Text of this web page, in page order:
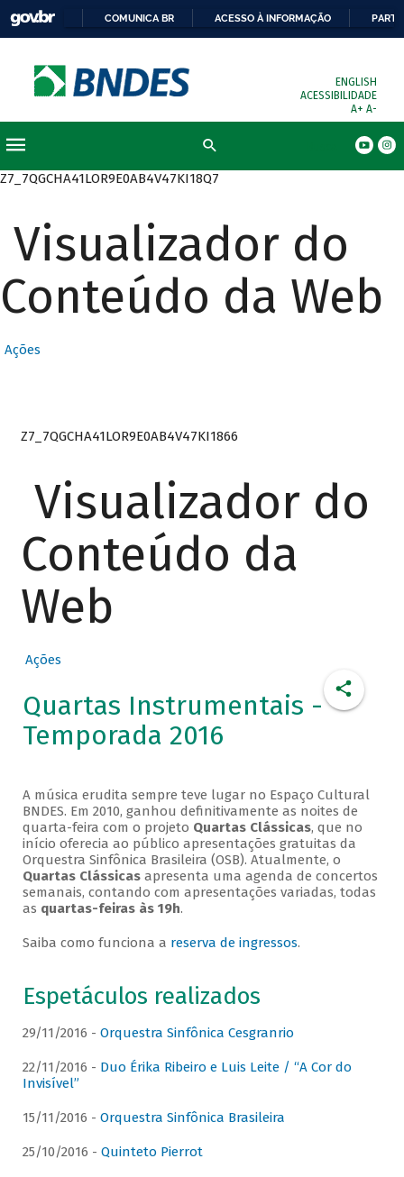
COMUNICA BR ACESSO À INFORMAÇÃO
ENGLISH
ACESSIBILIDADE
A+ A-
Z7_7QGCHA41LOR9E0AB4V47KI18Q7
Visualizador do
Conteúdo da Web
Ações
Z7_7QGCHA41LOR9E0AB4V47KI1866
Visualizador do
Conteúdo da
Web
Ações
Quartas Instrumentais -
Temporada 2016
A música erudita sempre teve lugar no Espaço Cultural
BNDES. Em 2010, ganhou definitivamente as noites de
quarta-feira com o projeto Quartas Clássicas, que no
início oferecia ao público apresentações gratuitas da
Orquestra Sinfônica Brasileira (OSB). Atualmente, o
Quartas Clássicasapresenta uma agenda de concertos
semanais, contando com apresentações variadas, todas
as quartas-feiras às 19h.
Saiba como funciona a reserva de ingressos.
Espetáculos realizados
29/11/2016 - Orquestra Sinfônica Cesgranrio
22/11/2016 - Duo Érika Ribeiro e Luis Leite / “A Cor do
Invisível”
15/11/2016 - Orquestra Sinfônica Brasileira
25/10/2016 - Quinteto Pierrot